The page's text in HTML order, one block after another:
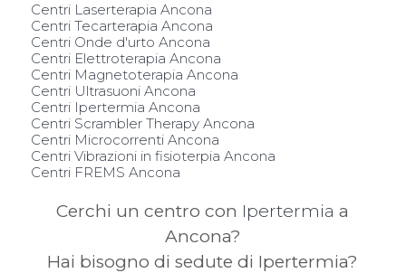
Centri Laserterapia Ancona
Centri Tecarterapia Ancona
Centri Onde d'urto Ancona
Centri Elettroterapia Ancona
Centri Magnetoterapia Ancona
Centri Ultrasuoni Ancona
Centri Ipertermia Ancona
Centri Scrambler Therapy Ancona
Centri Microcorrenti Ancona
Centri Vibrazioni in fisioterpia Ancona
Centri FREMS Ancona
Cerchi un centro con Ipertermia a
Ancona?
Hai bisogno di sedute di Ipertermia?